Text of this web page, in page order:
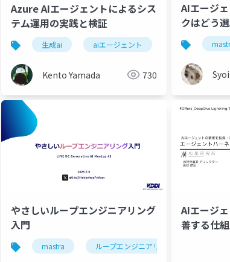
claude design claude code 個人開発
バイブコーディング ai駆動開発 claude design
Azure AIエージェントによるシス
テム運用の実践と検証
生成ai aiエージェント システム運用
Kento Yamada 730
AIエージ
クはどう
microsoft azurecostmanagement
やさしいループエンジニアリング
入門
mastra ループエンジニアリング
AIエージ
善する仕